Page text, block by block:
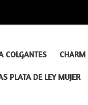
COLGANTES CHARM
PLATA DE LEY MUJER